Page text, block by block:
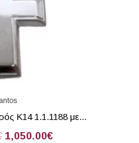
Κ14 1.1.1188 με...
1,050.00€